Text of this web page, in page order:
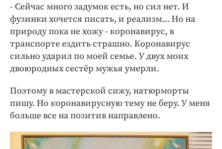
- Сейчас много задумок есть, но сил нет. И
фузинки хочется писать, и реализм... Но на
природу пока не хожу - коронавирус, в
транспорте ездить страшно. Коронавирус
сильно ударил по моей семье. У двух моих
двоюродных сестёр мужья умерли.
Поэтому в мастерской сижу, натюрморты
пишу. Но коронавирусную тему не беру. У меня
больше все на позитив направлено.